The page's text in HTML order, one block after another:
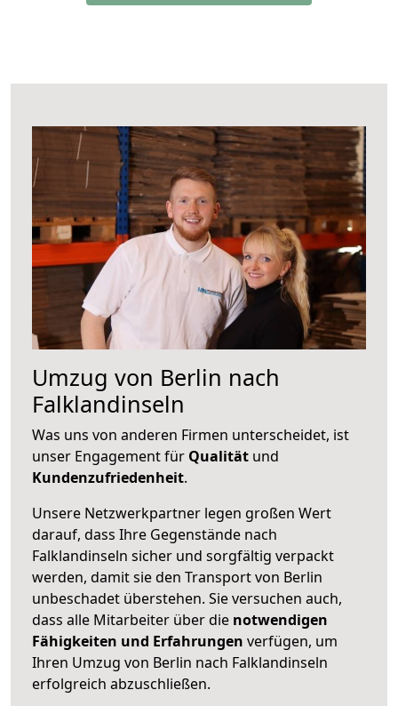
Umzug von Berlin nach
Falklandinseln
Was uns von anderen Firmen unterscheidet, ist
unser Engagement für Qualität und
Kundenzufriedenheit.
Unsere Netzwerkpartner legen großen Wert
darauf, dass Ihre Gegenstände nach
Falklandinseln sicher und sorgfältig verpackt
werden, damit sie den Transport von Berlin
unbeschadet überstehen. Sie versuchen auch,
dass alle Mitarbeiter über die notwendigen
Fähigkeiten und Erfahrungen verfügen, um
Ihren Umzug von Berlin nach Falklandinseln
erfolgreich abzuschließen.